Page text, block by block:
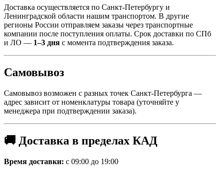
Доставка осуществляется по Санкт-Петербургу и
Ленинградской области нашим транспортом. В другие
регионы России отправляем заказы через транспортные
компании после поступления оплаты. Срок доставки по СПб
и ЛО — 1–3 дня с момента подтверждения заказа.
Самовывоз
Самовывоз возможен с разных точек Санкт-Петербурга —
адрес зависит от номенклатуры товара (уточняйте у
менеджера при подтверждении заказа).
🚚 Доставка в пределах КАД
Время доставки: с 09:00 до 19:00